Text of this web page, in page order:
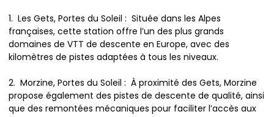
1. Les Gets, Portes du Soleil : Située dans les Alpes
françaises, cette station offre l’un des plus grands
domaines de VTT de descente en Europe, avec des
kilomètres de pistes adaptées à tous les niveaux.
2. Morzine, Portes du Soleil : À proximité des Gets, Morzine
propose également des pistes de descente de qualité, ainsi
que des remontées mécaniques pour faciliter l’accès aux